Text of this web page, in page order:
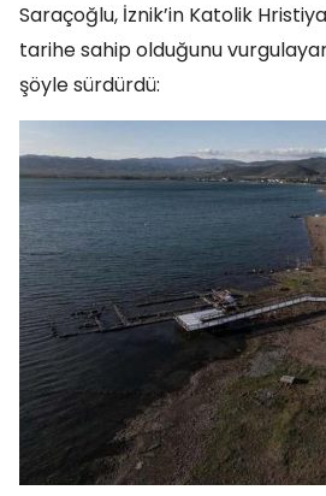
Saraçoğlu, İznik’in Katolik
tarihe sahip olduğunu
şöyle sürdürdü: